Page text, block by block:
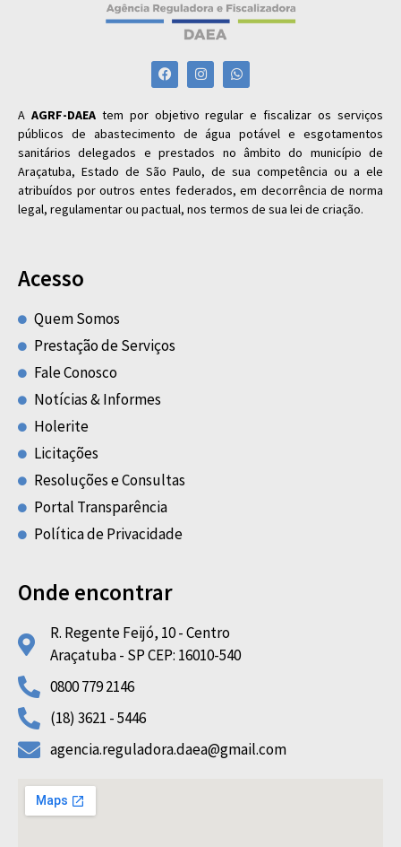
A AGRF-DAEAtem por objetivo regular e fiscalizar os serviços
públicos de abastecimento de água potável e esgotamentos
sanitários delegados e prestados no âmbito do município de
Araçatuba, Estado de São Paulo, de sua competência ou a ele
atribuídos por outros entes federados, em decorrência de norma
legal, regulamentar ou pactual, nos termos de sua lei de criação.
Acesso
Quem Somos
Prestação de Serviços
Fale Conosco
Notícias & Informes
Holerite
Licitações
Resoluções e Consultas
Portal Transparência
Política de Privacidade
Onde encontrar
R. Regente Feijó, 10 - Centro
Araçatuba - SP CEP: 16010-540
0800 779 2146
(18) 3621 - 5446
agencia.reguladora.daea@gmail.com